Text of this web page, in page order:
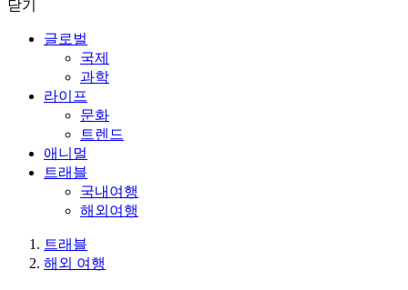
닫기
글로벌
국제
과학
라이프
문화
트렌드
애니멀
트래블
국내여행
해외여행
트래블
해외 여행